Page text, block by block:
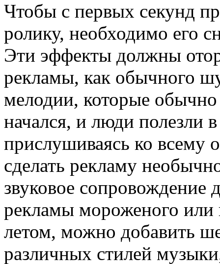
Чтобы с первых секунд
ролику, необходимо его
Эти эффекты должны
рекламы, как обычного
мелодии, которые обычно
начался, и люди полезли
прислушиваясь ко
сделать рекламу
звуковое сопровождение
рекламы мороженого или
летом, можно добавить
различных стилей